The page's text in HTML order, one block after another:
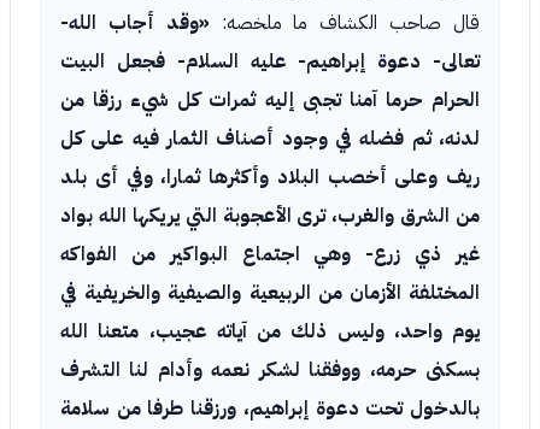
قال صاحب الكشاف ما ملخصه: «وقد أجاب الله-
تعالى- دعوة إبراهيم- عليه السلام- فجعل البيت
الحرام حرما آمنا تجبى إليه ثمرات كل شيء رزقا من
لدنه، ثم فضله في وجود أصناف الثمار فيه على كل
ريف وعلى أخصب البلاد وأكثرها ثمارا، وفي أى بلد
من الشرق والغرب، ترى الأعجوبة التي يريكها الله بواد
غير ذي زرع- وهي اجتماع البواكير من الفواكه
المختلفة الأزمان من الربيعية والصيفية والخريفية في
يوم واحد، وليس ذلك من آياته عجيب، متعنا الله
بسكنى حرمه، ووفقنا لشكر نعمه وأدام لنا التشرف
بالدخول تحت دعوة إبراهيم، ورزقنا طرفا من سلامة